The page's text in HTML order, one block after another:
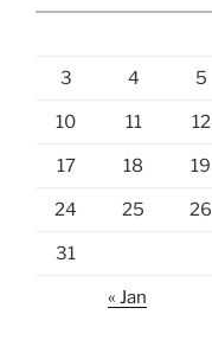
3 4 5
10 11 12
17 18 19
24 25 26
31
« Jan